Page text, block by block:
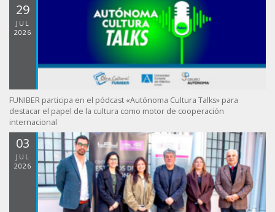
29
JUL
2026
FUNIBER participa en el pódcast «Autónoma Cultura Talks» para
destacar el papel de la cultura como motor de cooperación
internacional
03
JUL
2026